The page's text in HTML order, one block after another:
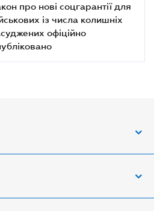
про нові соцгарантії для
із числа колишніх
офіційно